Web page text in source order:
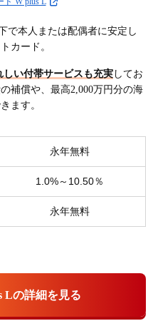
で本人または配偶者に安定し
カード。
い付帯サービスも充実 してお
補償や、最高2,000万円分の海
ます。
永年無料
1.0%～10.50％
永年無料
Lの詳細を見る